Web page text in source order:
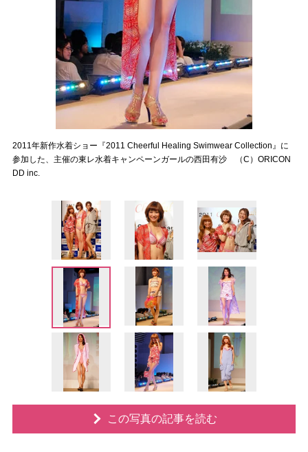
2011年新作水着ショー『2011 Cheerful Healing Swimwear Collection』に
参加した、主催の東レ水着キャンペーンガールの西田有沙 （C）ORICON
DD inc.
この写真の記事を読む